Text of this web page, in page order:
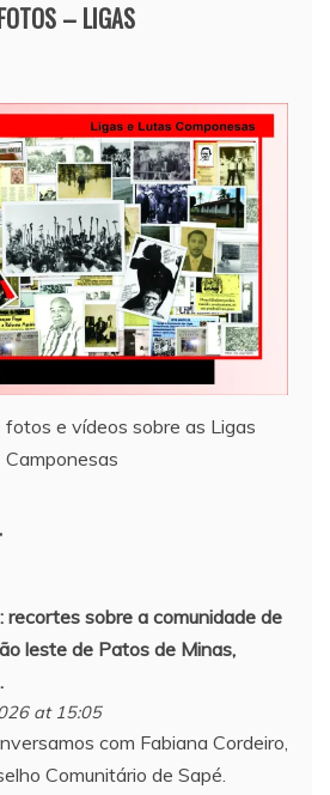
– LIGAS
fotos e vídeos sobre as Ligas
Camponesas
recortes sobre a comunidade de
leste de Patos de Minas,
at 15:05
com Fabiana Cordeiro,
Comunitário de Sapé.